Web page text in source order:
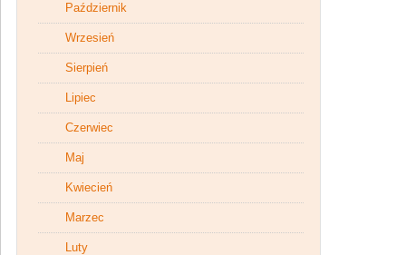
Październik
Wrzesień
Sierpień
Lipiec
Czerwiec
Maj
Kwiecień
Marzec
Luty